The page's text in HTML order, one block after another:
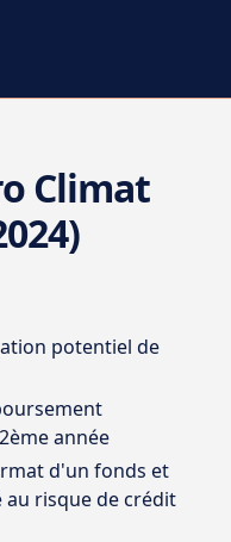
Climat
potentiel de
année
d'un fonds et
au risque de crédit